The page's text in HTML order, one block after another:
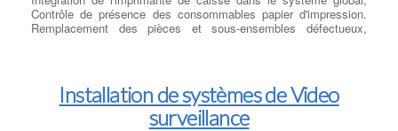
Contrôle de présence des consommables papier d'impression.
Remplacement des pièces et sous-ensembles défectueux,
Installation de systèmes de Video
surveillance